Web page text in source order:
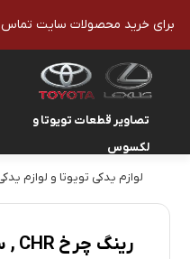
برای خرید محصولات سایت تماس بگیرید تلفن های تماس :
تصاویر قطعات تویوتا و
لکسوس
تویوتا
لوازم یدکی تویوتا و لوازم
رینگ چرخ CHR , سنسور باد CHR , قالپاق رینگ CHR